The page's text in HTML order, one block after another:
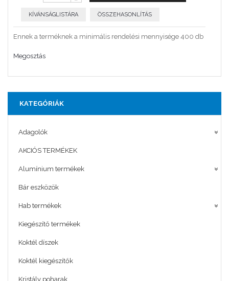
KÍVÁNSÁGLISTÁRA ÖSSZEHASONLÍTÁS
Ennek a terméknek a minimális rendelési mennyisége 400 db
Megosztás
KATEGÓRIÁK
Adagolók
AKCIÓS TERMÉKEK
Alumínium termékek
Bár eszközök
Hab termékek
Kiegészítő termékek
Koktél díszek
Koktél kiegészítők
Kristály poharak